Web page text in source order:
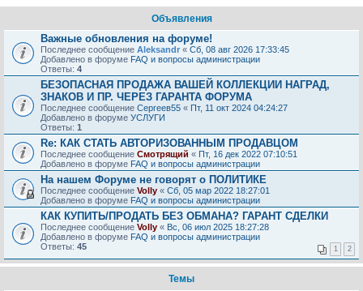
Объявления
Важные обновления на форуме!
Последнее сообщение Aleksandr « Сб, 08 авг 2026 17:33:45
Добавлено в форуме FAQ и вопросы администрации
Ответы: 4
БЕЗОПАСНАЯ ПРОДАЖА ВАШЕЙ КОЛЛЕКЦИИ НАГРАД,
ЗНАКОВ И ПР. ЧЕРЕЗ ГАРАНТА ФОРУМА
Последнее сообщение Сергеев55 « Пт, 11 окт 2024 04:24:27
Добавлено в форуме УСЛУГИ
Ответы: 1
Re: КАК СТАТЬ АВТОРИЗОВАННЫМ ПРОДАВЦОМ
Последнее сообщение Смотрящий « Пт, 16 дек 2022 07:10:51
Добавлено в форуме FAQ и вопросы администрации
На нашем Форуме не говорят о ПОЛИТИКЕ
Последнее сообщение Volly « Сб, 05 мар 2022 18:27:01
Добавлено в форуме FAQ и вопросы администрации
КАК КУПИТЬ/ПРОДАТЬ БЕЗ ОБМАНА? ГАРАНТ СДЕЛКИ
Последнее сообщение Volly « Вс, 06 июл 2025 18:27:28
Добавлено в форуме FAQ и вопросы администрации
Ответы: 45 1 2
Темы